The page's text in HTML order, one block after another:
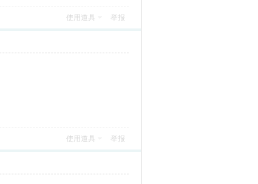
使用道具 举报
使用道具 举报